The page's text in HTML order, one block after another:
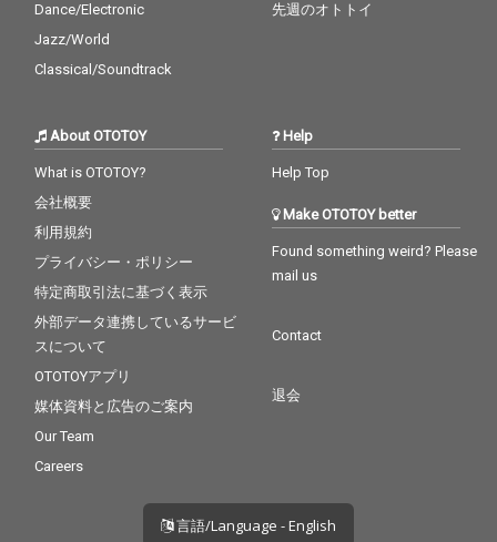
Dance/Electronic
Jazz/World
Classical/Soundtrack
先週のオトトイ
About OTOTOY
What is OTOTOY?
会社概要
利用規約
プライバシー・ポリシー
特定商取引法に基づく表示
外部データ連携しているサービ
スについて
OTOTOYアプリ
媒体資料と広告のご案内
Our Team
Careers
Help
Help Top
Make OTOTOY better
Found something weird? Please
mail us
Contact
退会
言語/Language - English